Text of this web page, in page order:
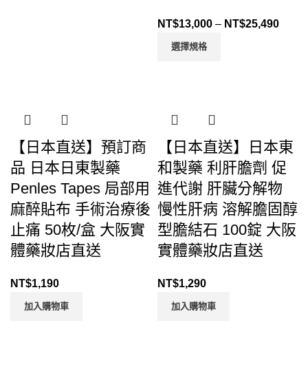
NT$13,000 – NT$25,490
選擇規格
【日本直送】預訂商
品 日本日東製藥
Penles Tapes 局部用
麻醉貼布 手術治療後
止痛 50枚/盒 大阪實
體藥妝店直送
NT$1,190
加入購物車
【日本直送】日本東
和製藥 利肝膽劑 促
進代謝 肝臟分解物
慢性肝病 溶解膽固醇
型膽結石 100錠 大阪
實體藥妝店直送
NT$1,290
加入購物車